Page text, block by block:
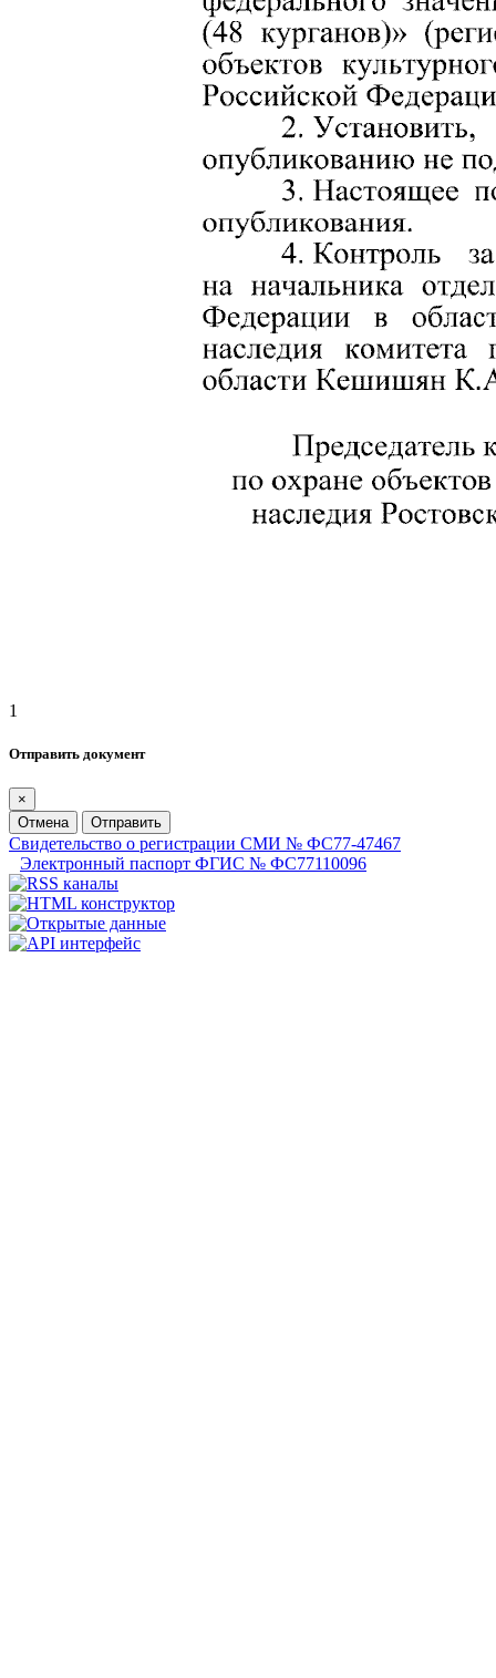
1
Отправить документ
×
Отмена
Отправить
Свидетельство о регистрации СМИ № ФС77-47467
Электронный паспорт ФГИС № ФС77110096